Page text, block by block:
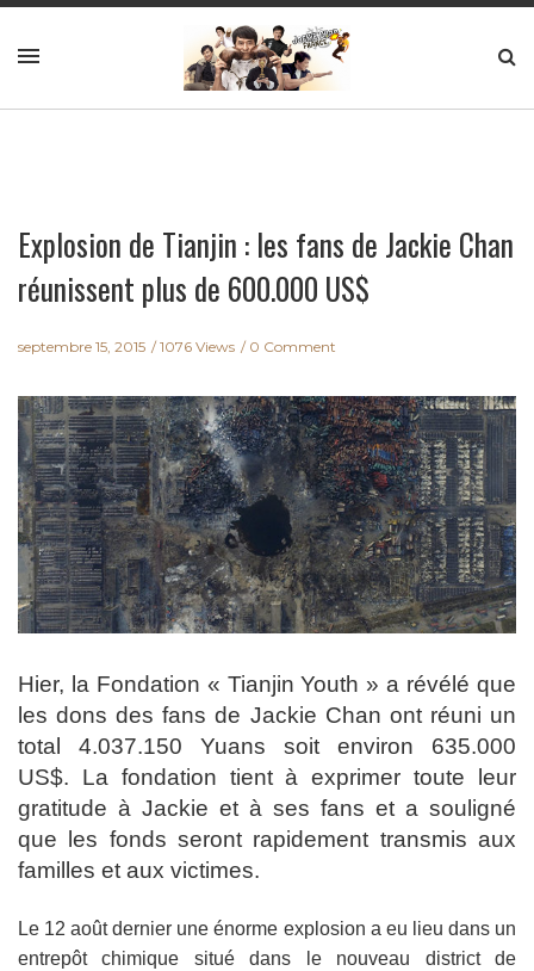
Explosion de Tianjin : les fans de Jackie Chan
réunissent plus de 600.000 US$
septembre 15, 2015 1076 Views 0 Comment
Hier, la Fondation « Tianjin Youth » a révélé que
les dons des fans de Jackie Chan ont réuni un
total 4.037.150 Yuans soit environ 635.000
US$. La fondation tient à exprimer toute leur
gratitude à Jackie et à ses fans et a souligné
que les fonds seront rapidement transmis aux
familles et aux victimes.
Le 12 août dernier une énorme explosion a eu lieu dans un
entrepôt chimique situé dans le nouveau district de